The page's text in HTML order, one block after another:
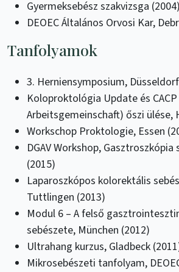
Gyermeksebész szakvizsga (2004)
DEOEC Általános Orvosi Kar,
Tanfolyamok
3. Herniensymposium,
Koloproktológia Update és
Arbeitsgemeinschaft) őszi ülése,
Workschop Proktologie, Essen
DGAV Workshop, Gasztroszkópia
(2015)
Laparoszkópos kolorektális
Tuttlingen (2013)
Modul 6 – A felső
sebészete, München (2012)
Ultrahang kurzus, Gladbeck
Mikrosebészeti tanfolyam,